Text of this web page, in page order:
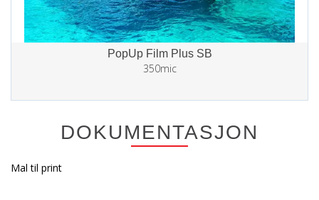
PopUp Film Plus SB
350mic
DOKUMENTASJON
Mal til print